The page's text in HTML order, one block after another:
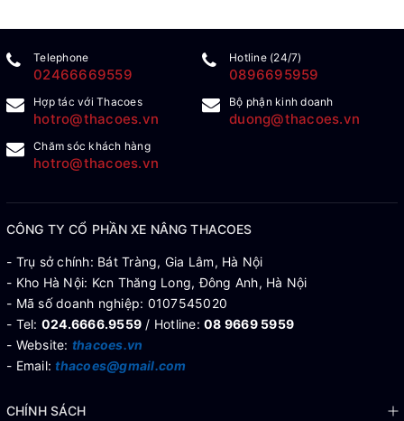
Telephone
02466669559
Hotline (24/7)
0896695959
Hợp tác với Thacoes
hotro@thacoes.vn
Bộ phận kinh doanh
duong@thacoes.vn
Chăm sóc khách hàng
hotro@thacoes.vn
CÔNG TY CỔ PHẦN XE NÂNG THACOES
- Trụ sở chính: Bát Tràng, Gia Lâm, Hà Nội
- Kho Hà Nội: Kcn Thăng Long, Đông Anh, Hà Nội
- Mã số doanh nghiệp: 0107545020
- Tel: 024.6666.9559 / Hotline: 08 9669 5959
- Website: thacoes.vn
- Email:thacoes@gmail.com
CHÍNH SÁCH